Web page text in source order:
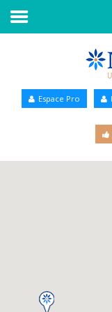
Annuaire Bien-être
Espace Pro